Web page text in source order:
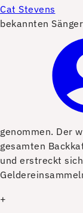
Cat Stevens
bekannten
genommen. Der
gesamten
und erstreckt
+